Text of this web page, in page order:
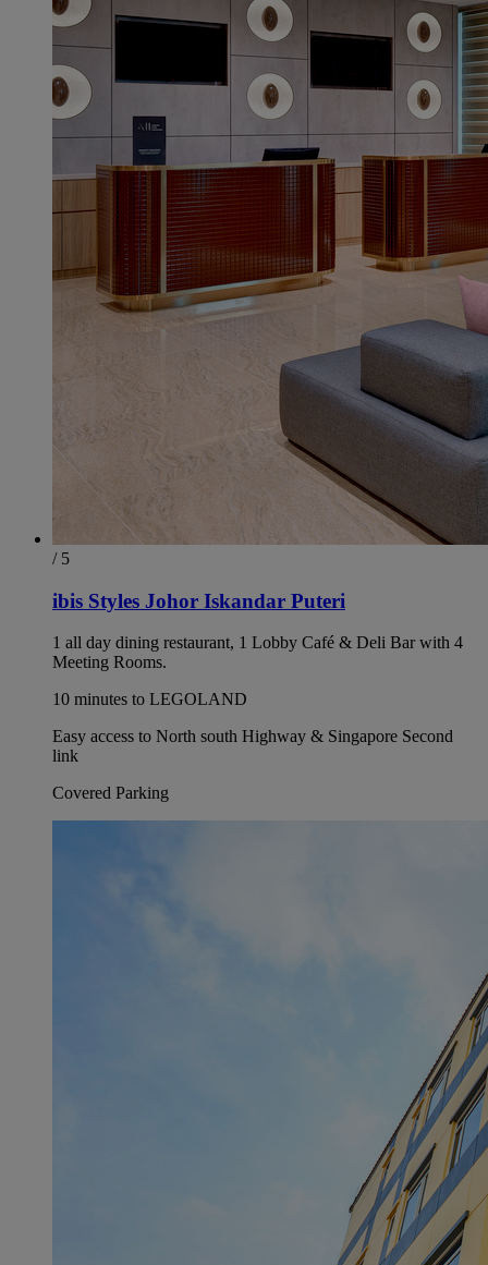
/ 5
ibis Styles Johor Iskandar Puteri
1 all day dining restaurant, 1 Lobby Café & Deli Bar with 4
Meeting Rooms.
10 minutes to LEGOLAND
Easy access to North south Highway & Singapore Second
link
Covered Parking